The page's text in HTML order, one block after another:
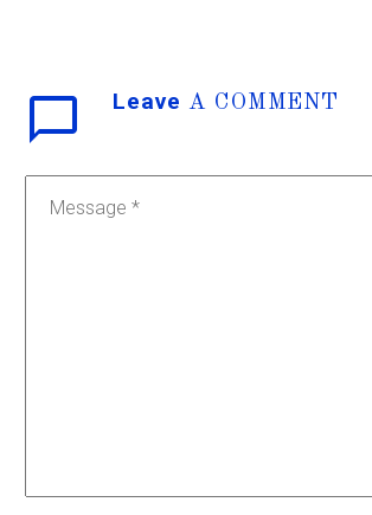
Leave A COMMENT